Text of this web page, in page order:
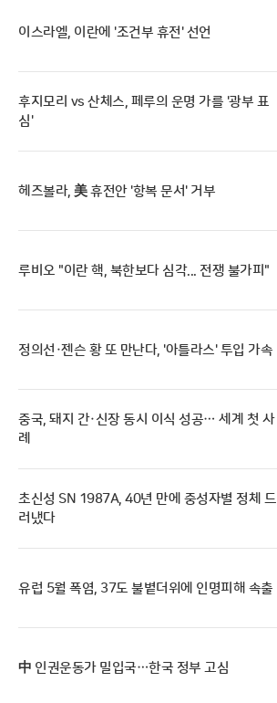
이스라엘, 이란에 '조건부 휴전' 선언
후지모리 vs 산체스, 페루의 운명 가를 '광부 표
심'
헤즈볼라, 美 휴전안 '항복 문서' 거부
루비오 "이란 핵, 북한보다 심각... 전쟁 불가피"
정의선·젠슨 황 또 만난다, '아틀라스' 투입 가속
중국, 돼지 간·신장 동시 이식 성공… 세계 첫 사
례
초신성 SN 1987A, 40년 만에 중성자별 정체 드
러냈다
유럽 5월 폭염, 37도 불볕더위에 인명피해 속출
中 인권운동가 밀입국…한국 정부 고심